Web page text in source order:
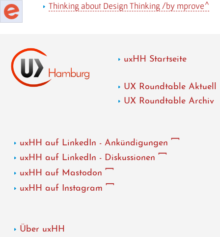
Thinking about Design Thinking /by mprove
uxHH Startseite
UX Roundtable Aktuell
UX Roundtable Archiv
uxHH auf LinkedIn - Ankündigungen
uxHH auf LinkedIn - Diskussionen
uxHH auf Mastodon
uxHH auf Instagram
Über uxHH